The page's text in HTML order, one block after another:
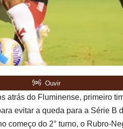
atrás do Fluminense, primeiro
evitar a queda para a Série B
começo do 2° turno, o Rubro-